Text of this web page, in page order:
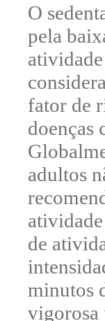
O
pela
fator de
doenças
adultos
de
minutos
vigorosa